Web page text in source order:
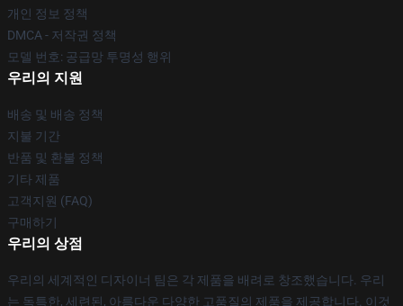
개인 정보 정책
DMCA - 저작권 정책
모델 번호: 공급망 투명성 행위
우리의 지원
배송 및 배송 정책
지불 기간
반품 및 환불 정책
기타 제품
고객지원 (FAQ)
구매하기
우리의 상점
우리의 세계적인 디자이너 팀은 각 제품을 배려로 창조했습니다. 우리
는 독특한, 세련된, 아름다운 다양한 고품질의 제품을 제공합니다. 이것